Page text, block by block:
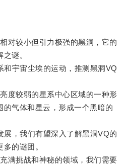
较小但引力极强的黑洞，它的
谜。
宇宙尘埃的运动，推测黑洞VQ
较弱的星系中心区域的一种形
的气体和星云，形成一个黑暗的
，我们有望深入了解黑洞VQ的
的谜团。
挑战和神秘的领域，我们需要